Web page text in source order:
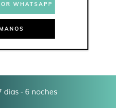
WHATSAPP
días - 6 noches